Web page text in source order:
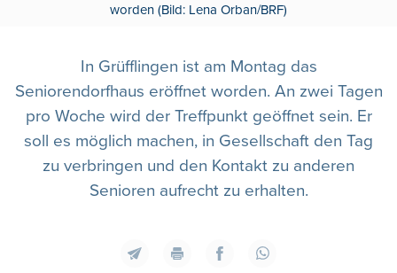
worden (Bild: Lena Orban/BRF)
In Grüfflingen ist am Montag das
Seniorendorfhaus eröffnet worden. An zwei Tagen
pro Woche wird der Treffpunkt geöffnet sein. Er
soll es möglich machen, in Gesellschaft den Tag
zu verbringen und den Kontakt zu anderen
Senioren aufrecht zu erhalten.